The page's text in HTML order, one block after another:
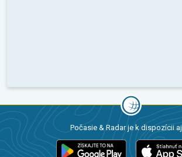
Počasie & Radar je k dispozícii